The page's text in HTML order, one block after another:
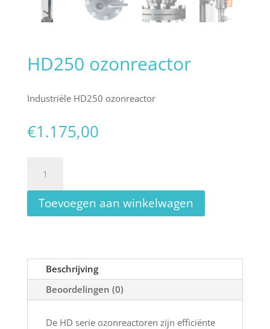
HD250 ozonreactor
Industriële HD250 ozonreactor
€1.175,00
ozonreactor
aantal
Toevoegen aan winkelwagen
Beschrijving
Beoordelingen (0)
De HD serie ozonreactoren zijn efficiënte